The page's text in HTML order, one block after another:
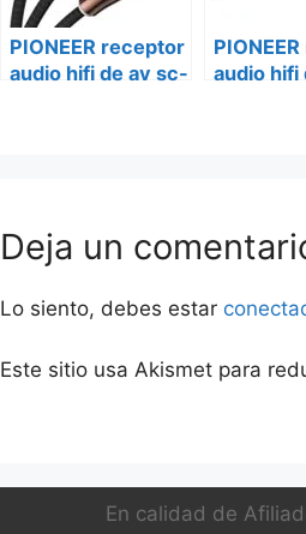
PIONEER receptor
audio hifi de av sc-
audio hifi
Deja un
Lo siento, debes estar
Este sitio usa Akismet para
En calidad de